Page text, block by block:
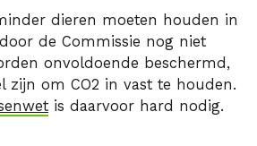
dieren moeten houden in
de Commissie nog niet
onvoldoende beschermd,
zijn om CO2 in vast te houden.
is daarvoor hard nodig.